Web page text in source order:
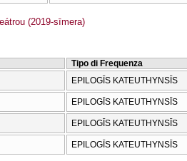
(2019-sīmera)
Tipo di Frequenza
EPILOGĪS KATEUTHYNSĪS
EPILOGĪS KATEUTHYNSĪS
EPILOGĪS KATEUTHYNSĪS
EPILOGĪS KATEUTHYNSĪS